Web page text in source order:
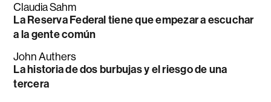
Claudia Sahm
La Reserva Federal tiene que empezar a escuchar
a la gente común
John Authers
La historia de dos burbujas y el riesgo de una
tercera